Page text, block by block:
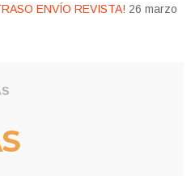
ENVÍO REVISTA! 26 marzo